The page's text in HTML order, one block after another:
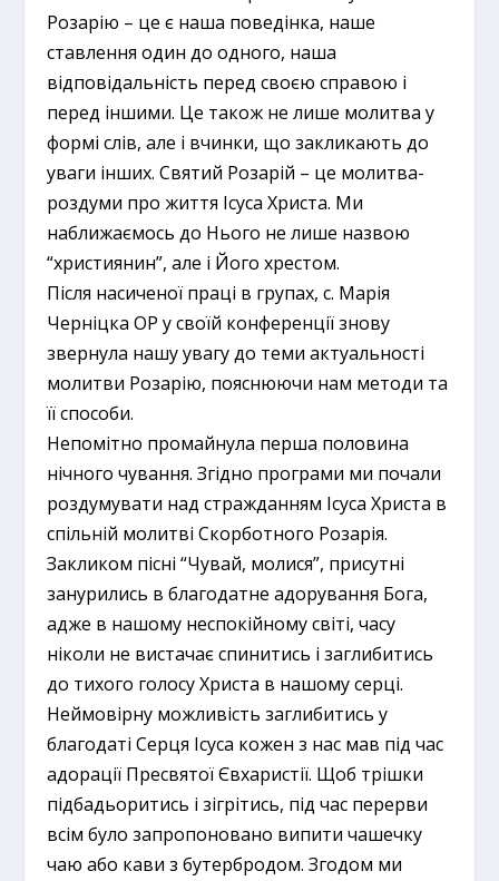
Розарію – це є наша поведінка, наше
ставлення один до одного, наша
відповідальність перед своєю справою і
перед іншими. Це також не лише молитва у
формі слів, але і вчинки, що закликають до
уваги інших. Святий Розарій – це молитва-
роздуми про життя Ісуса Христа. Ми
наближаємось до Нього не лише назвою
“християнин”, але і Його хрестом.
Після насиченої праці в групах, с. Марія
Черніцка ОР у своїй конференції знову
звернула нашу увагу до теми актуальності
молитви Розарію, пояснюючи нам методи та
її способи.
Непомітно промайнула перша половина
нічного чування. Згідно програми ми почали
роздумувати над стражданням Ісуса Христа в
спільній молитві Скорботного Розарія.
Закликом пісні “Чувай, молися”, присутні
занурились в благодатне адорування Бога,
адже в нашому неспокійному світі, часу
ніколи не вистачає спинитись і заглибитись
до тихого голосу Христа в нашому серці.
Неймовірну можливість заглибитись у
благодаті Серця Ісуса кожен з нас мав під час
адорації Пресвятої Євхаристії. Щоб трішки
підбадьоритись і зігрітись, під час перерви
всім було запропоновано випити чашечку
чаю або кави з бутербродом. Згодом ми